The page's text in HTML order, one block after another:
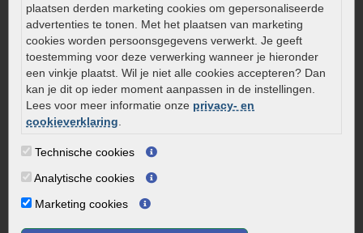
plaatsen derden marketing cookies om gepersonaliseerde
advertenties te tonen. Met het plaatsen van marketing
cookies worden persoonsgegevens verwerkt. Je geeft
toestemming voor deze verwerking wanneer je hieronder
een vinkje plaatst. Wil je niet alle cookies accepteren? Dan
kan je dit op ieder moment aanpassen in de instellingen.
Lees voor meer informatie onze privacy- en
cookieverklaring.
Technische cookies
Analytische cookies
Marketing cookies
0320 – 219170
Kaapstanderweg 41
8243 RB Lelystad
info@onlinetuinwarenhuis.nl
Routebeschrijving
Openingstijden
Maandag
Dinsdag
Woensdag